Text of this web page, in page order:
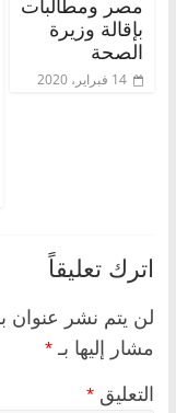
مصر ومطالبات
بإقالة وزيرة
الصحة
14 فبراير، 2020
اترك تعليقاً
لن يتم نشر عنوان
مشار إليها بـ *
التعليق *